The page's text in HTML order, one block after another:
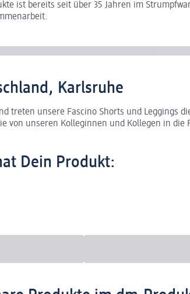
ist bereits seit über 35 Jahren im
Karlsruhe
treten unsere Fascino Shorts und Leggings
von unseren Kolleginnen und Kollegen in die
Dein Produkt: